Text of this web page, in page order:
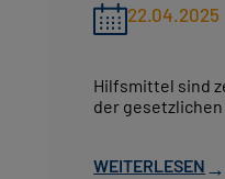
22.04.2025
Hilfsmittel sind
der
WEITERLESEN →